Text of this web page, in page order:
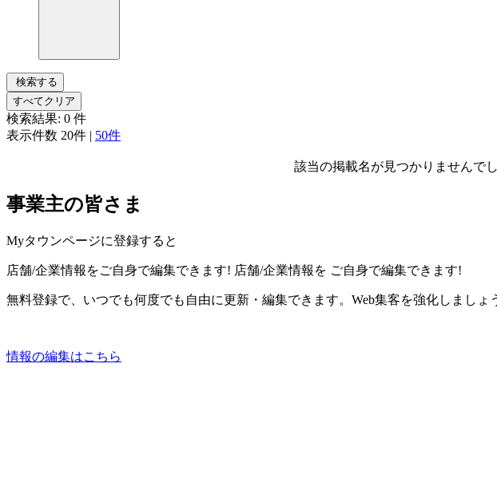
検索する
すべてクリア
検索結果: 0 件
表示件数 20件 | 50件
該当の掲載名が見つかりませんで
事業主の皆さま
Myタウンページに登録すると
店舗/企業情報をご自身で編集できます! 店舗/企業情報を ご自身で編集できます!
無料登録で、いつでも何度でも自由に更新・編集できます。Web集客を強化しましょ
情報の編集はこちら